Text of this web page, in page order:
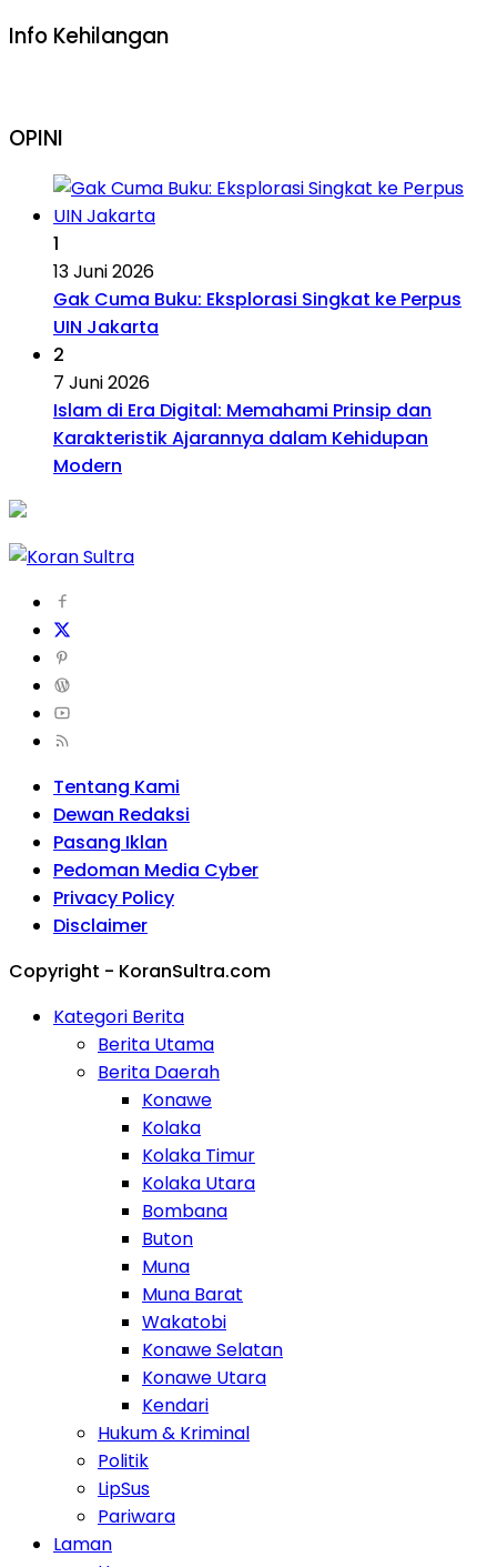
Info Kehilangan
OPINI
1
13 Juni 2026
Gak Cuma Buku: Eksplorasi Singkat ke Perpus
UIN Jakarta
2
7 Juni 2026
Islam di Era Digital: Memahami Prinsip dan
Karakteristik Ajarannya dalam Kehidupan
Modern
Tentang Kami
Dewan Redaksi
Pasang Iklan
Pedoman Media Cyber
Privacy Policy
Disclaimer
Copyright - KoranSultra.com
Kategori Berita
Berita Utama
Berita Daerah
Konawe
Kolaka
Kolaka Timur
Kolaka Utara
Bombana
Buton
Muna
Muna Barat
Wakatobi
Konawe Selatan
Konawe Utara
Kendari
Hukum & Kriminal
Politik
LipSus
Pariwara
Laman